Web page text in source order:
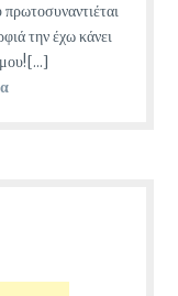
την έχω κάνει
μου![...]